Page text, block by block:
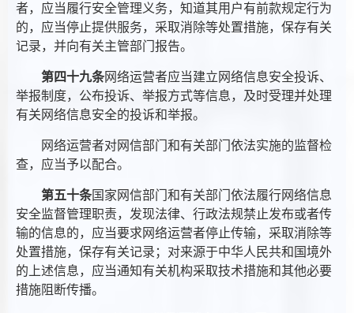
者，应当履行安全管理义务，知道其用户有前款规定行为
的，应当停止提供服务，采取消除等处置措施，保存有关
记录，并向有关主管部门报告。
第四十九条网络运营者应当建立网络信息安全投诉、
举报制度，公布投诉、举报方式等信息，及时受理并处理
有关网络信息安全的投诉和举报。
网络运营者对网信部门和有关部门依法实施的监督检
查，应当予以配合。
第五十条国家网信部门和有关部门依法履行网络信息
安全监督管理职责，发现法律、行政法规禁止发布或者传
输的信息的，应当要求网络运营者停止传输，采取消除等
处置措施，保存有关记录；对来源于中华人民共和国境外
的上述信息，应当通知有关机构采取技术措施和其他必要
措施阻断传播。